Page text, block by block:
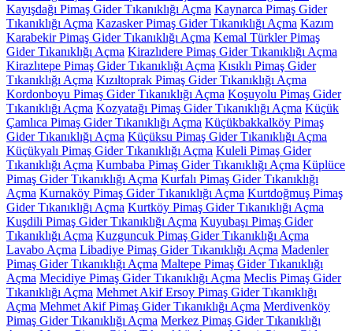
Kayışdağı Pimaş Gider Tıkanıklığı Açma Kaynarca Pimaş Gider
Tıkanıklığı Açma Kazasker Pimaş Gider Tıkanıklığı Açma Kazım
Karabekir Pimaş Gider Tıkanıklığı Açma Kemal Türkler Pimaş
Gider Tıkanıklığı Açma Kirazlıdere Pimaş Gider Tıkanıklığı Açma
Kirazlıtepe Pimaş Gider Tıkanıklığı Açma Kısıklı Pimaş Gider
Tıkanıklığı Açma Kızıltoprak Pimaş Gider Tıkanıklığı Açma
Kordonboyu Pimaş Gider Tıkanıklığı Açma Koşuyolu Pimaş Gider
Tıkanıklığı Açma Kozyatağı Pimaş Gider Tıkanıklığı Açma Küçük
Çamlıca Pimaş Gider Tıkanıklığı Açma Küçükbakkalköy Pimaş
Gider Tıkanıklığı Açma Küçüksu Pimaş Gider Tıkanıklığı Açma
Küçükyalı Pimaş Gider Tıkanıklığı Açma Kuleli Pimaş Gider
Tıkanıklığı Açma Kumbaba Pimaş Gider Tıkanıklığı Açma Küplüce
Pimaş Gider Tıkanıklığı Açma Kurfalı Pimaş Gider Tıkanıklığı
Açma Kurnaköy Pimaş Gider Tıkanıklığı Açma Kurtdoğmuş Pimaş
Gider Tıkanıklığı Açma Kurtköy Pimaş Gider Tıkanıklığı Açma
Kuşdili Pimaş Gider Tıkanıklığı Açma Kuyubaşı Pimaş Gider
Tıkanıklığı Açma Kuzguncuk Pimaş Gider Tıkanıklığı Açma
Lavabo Açma Libadiye Pimaş Gider Tıkanıklığı Açma Madenler
Pimaş Gider Tıkanıklığı Açma Maltepe Pimaş Gider Tıkanıklığı
Açma Mecidiye Pimaş Gider Tıkanıklığı Açma Meclis Pimaş Gider
Tıkanıklığı Açma Mehmet Akif Ersoy Pimaş Gider Tıkanıklığı
Açma Mehmet Akif Pimaş Gider Tıkanıklığı Açma Merdivenköy
Pimaş Gider Tıkanıklığı Açma Merkez Pimaş Gider Tıkanıklığı